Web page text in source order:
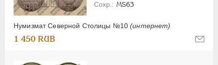
Нумизмат Северной Столицы №10(интернет)
MS63
1 450 RUB